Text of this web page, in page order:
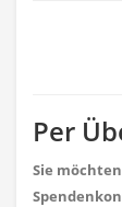
Per
Sie